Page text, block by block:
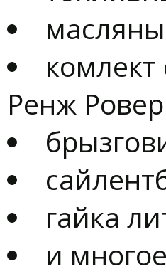
Ренж Ровер
гайка
и